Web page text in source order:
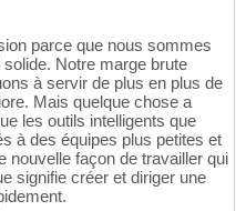
parce que nous sommes
Notre marge brute
à servir de plus en plus de
Mais quelque chose a
les outils intelligents que
à des équipes plus petites et
nouvelle façon de travailler qui
signifie créer et diriger une